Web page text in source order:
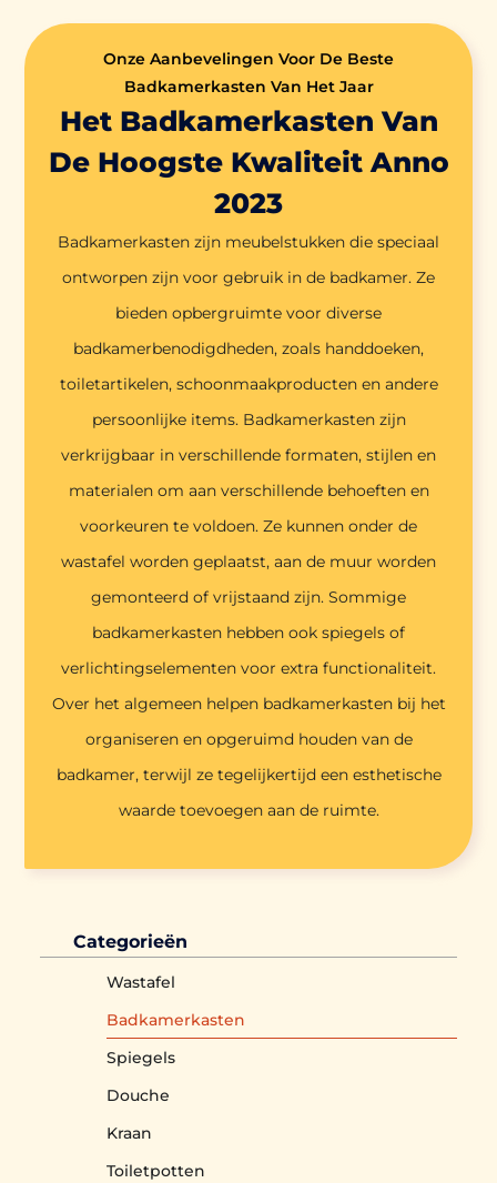
Onze Aanbevelingen Voor De Beste
Badkamerkasten Van Het Jaar
Het Badkamerkasten Van
De Hoogste Kwaliteit Anno
2023
Badkamerkasten zijn meubelstukken die speciaal
ontworpen zijn voor gebruik in de badkamer. Ze
bieden opbergruimte voor diverse
badkamerbenodigdheden, zoals handdoeken,
toiletartikelen, schoonmaakproducten en andere
persoonlijke items. Badkamerkasten zijn
verkrijgbaar in verschillende formaten, stijlen en
materialen om aan verschillende behoeften en
voorkeuren te voldoen. Ze kunnen onder de
wastafel worden geplaatst, aan de muur worden
gemonteerd of vrijstaand zijn. Sommige
badkamerkasten hebben ook spiegels of
verlichtingselementen voor extra functionaliteit.
Over het algemeen helpen badkamerkasten bij het
organiseren en opgeruimd houden van de
badkamer, terwijl ze tegelijkertijd een esthetische
waarde toevoegen aan de ruimte.
Categorieën
Wastafel
Badkamerkasten
Spiegels
Douche
Kraan
Toiletpotten